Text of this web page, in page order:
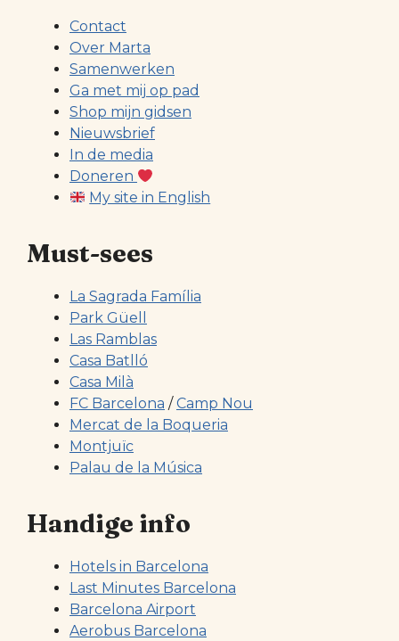
Contact
Over Marta
Samenwerken
Ga met mij op pad
Shop mijn gidsen
Nieuwsbrief
In de media
Doneren
My site in English
Must-sees
La Sagrada Família
Park Güell
Las Ramblas
Casa Batlló
Casa Milà
FC Barcelona /Camp Nou
Mercat de la Boqueria
Montjuïc
Palau de la Música
Handige info
Hotels in Barcelona
Last Minutes Barcelona
Barcelona Airport
Aerobus Barcelona